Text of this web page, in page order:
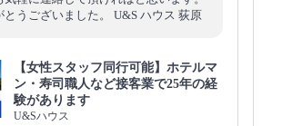
とうございました。 U&S ハウス 荻原
【女性スタッフ同行可能】ホテルマ
ン・寿司職人など接客業で25年の経
験があります
U&Sハウス